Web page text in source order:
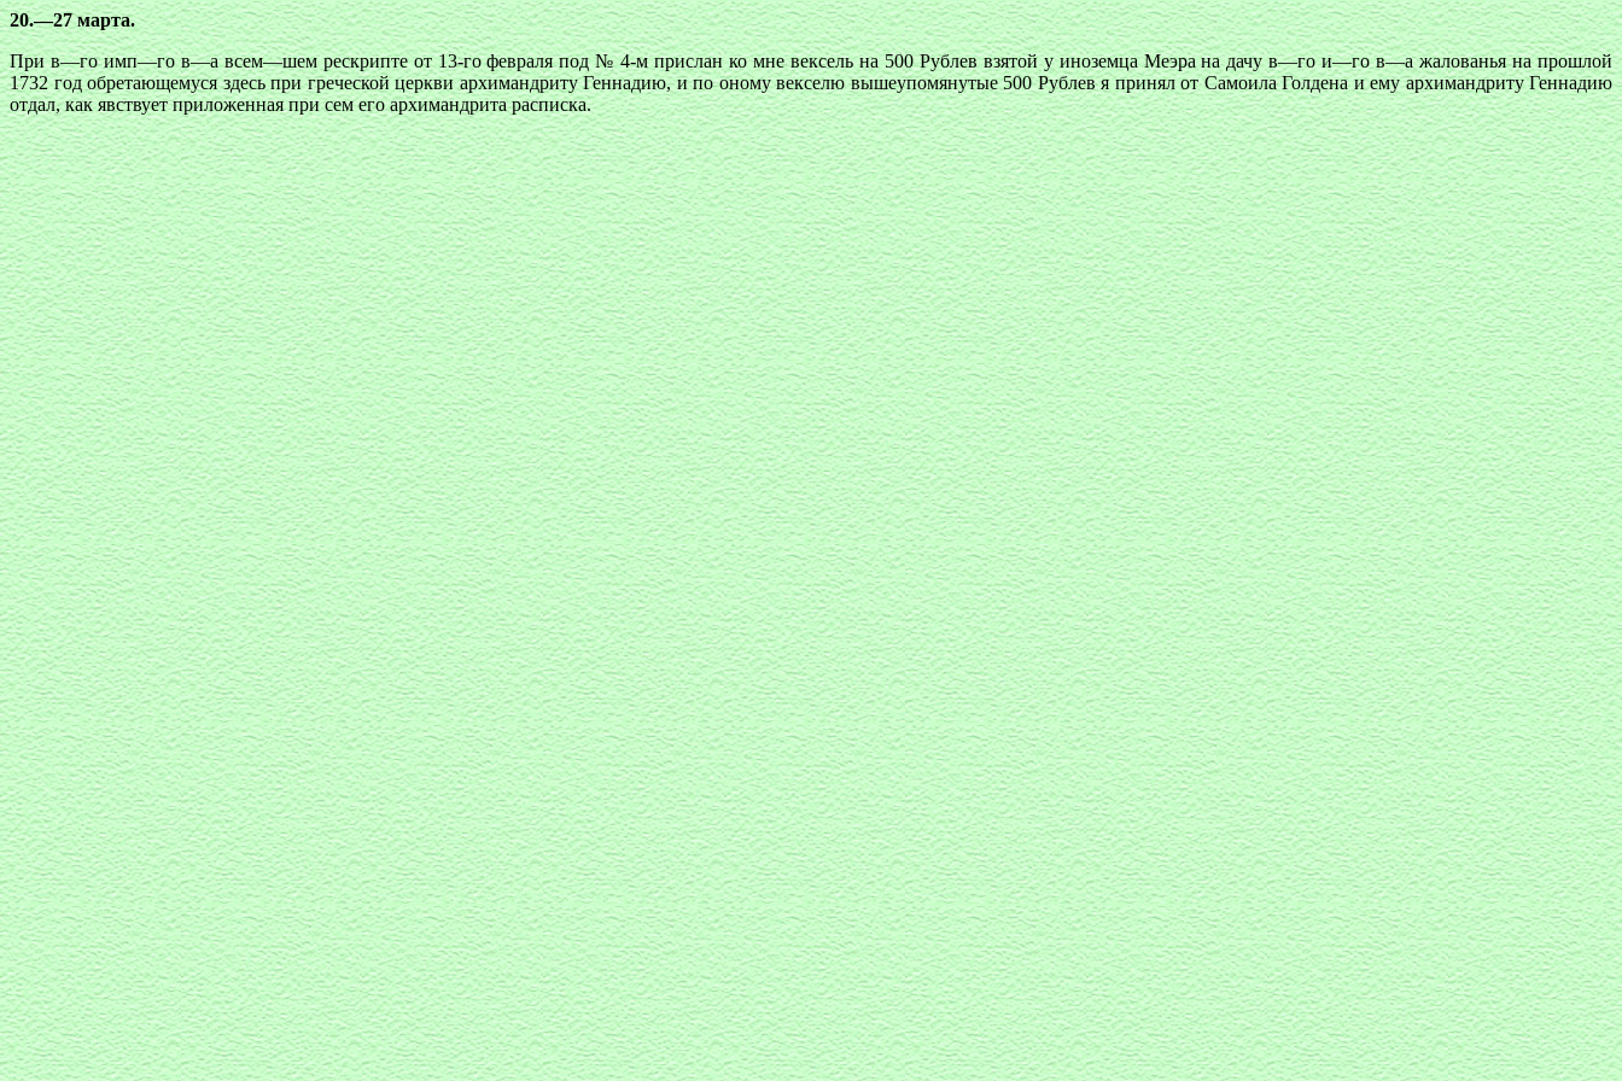
20.—27 марта.
При в—го имп—го в—а всем—шем рескрипте от 13-го февраля под № 4-м прислан ко мне вексель на 500 Рублев взятой у иноземца Меэра на дачу в—го и—го в—а жалованья на прошлой
1732 год обретающемуся здесь при греческой церкви архимандриту Геннадию, и по оному векселю вышеупомянутые 500 Рублев я принял от Самоила Голдена и ему архимандриту Геннадию
отдал, как явствует приложенная при сем его архимандрита расписка.